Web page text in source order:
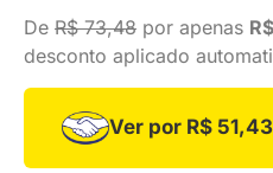
De R$ 73,48 por apenas
desconto aplicado
Ver por R$